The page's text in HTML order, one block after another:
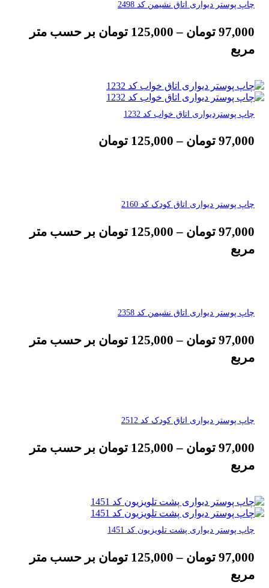
چاپ پوستر دیواری اتاق نشیمن کد 2498
97,000 تومان –
125,000 تومان بر حسب متر
مربع
چاپ پوستردیواری اتاق خواب کد 1232
97,000 تومان –
125,000 تومان
چاپ پوستر دیواری اتاق کودک کد 2160
97,000 تومان –
125,000 تومان بر حسب متر
مربع
چاپ پوستر دیواری اتاق نشیمن کد 2358
97,000 تومان –
125,000 تومان بر حسب متر
مربع
چاپ پوستر دیواری اتاق کودک کد 2512
97,000 تومان –
125,000 تومان بر حسب متر
مربع
چاپ پوستر دیواری پشت تلویزیون کد 1451
97,000 تومان –
125,000 تومان بر حسب متر
مربع